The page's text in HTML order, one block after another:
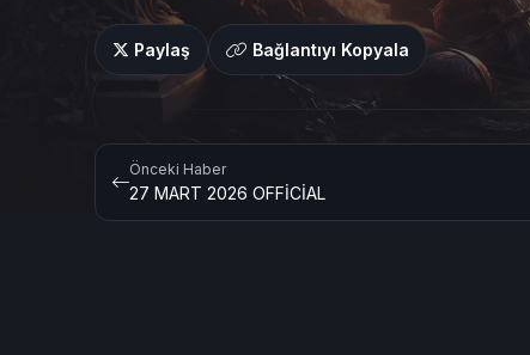
Paylaş Bağlantıyı Kopyala
Önceki Haber
27 MART 2026 OFFİCİAL